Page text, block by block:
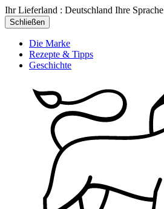
Ihr Lieferland : Deutschland Ihre Sprache
Schließen
Die Marke
Rezepte & Tipps
Geschichte